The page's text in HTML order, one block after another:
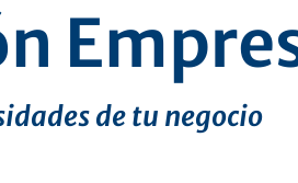
de tu negocio